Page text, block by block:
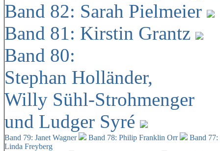
Band 82: Sarah Pielmeier
Band 81: Kirstin Grantz
Band 80:
Stephan Holländer,
Willy Sühl-Strohmenger
und Ludger Syré
Band 79: Janet Wagner Band 78: Philip Franklin Orr
Band
Linda Freyberg